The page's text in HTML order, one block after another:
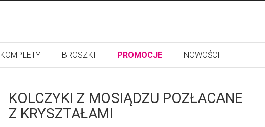
KOMPLETY BROSZKI PROMOCJE NOWOŚCI
KOLCZYKI Z MOSIĄDZU POZŁACANE
Z KRYSZTAŁAMI